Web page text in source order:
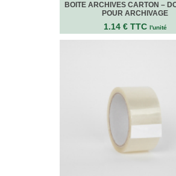
BOITE ARCHIVES CARTON –
POUR ARCHIVAGE
1.14 € TTC l'unité